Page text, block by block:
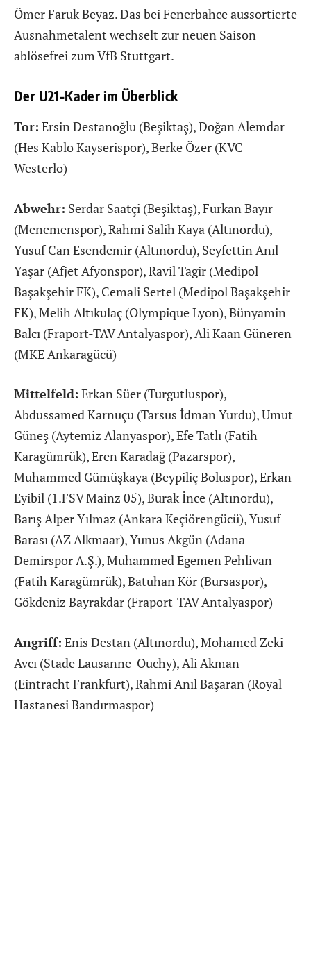
Ömer Faruk Beyaz. Das bei Fenerbahce aussortierte
Ausnahmetalent wechselt zur neuen Saison
ablösefrei zum VfB Stuttgart.
Der U21-Kader im Überblick
Tor: Ersin Destanoğlu (Beşiktaş), Doğan Alemdar
(Hes Kablo Kayserispor), Berke Özer (KVC
Westerlo)
Abwehr: Serdar Saatçi (Beşiktaş), Furkan Bayır
(Menemenspor), Rahmi Salih Kaya (Altınordu),
Yusuf Can Esendemir (Altınordu), Seyfettin Anıl
Yaşar (Afjet Afyonspor), Ravil Tagir (Medipol
Başakşehir FK), Cemali Sertel (Medipol Başakşehir
FK), Melih Altıkulaç (Olympique Lyon), Bünyamin
Balcı (Fraport-TAV Antalyaspor), Ali Kaan Güneren
(MKE Ankaragücü)
Mittelfeld: Erkan Süer (Turgutluspor),
Abdussamed Karnuçu (Tarsus İdman Yurdu), Umut
Güneş (Aytemiz Alanyaspor), Efe Tatlı (Fatih
Karagümrük), Eren Karadağ (Pazarspor),
Muhammed Gümüşkaya (Beypiliç Boluspor), Erkan
Eyibil (1.FSV Mainz 05), Burak İnce (Altınordu),
Barış Alper Yılmaz (Ankara Keçiörengücü), Yusuf
Barası (AZ Alkmaar), Yunus Akgün (Adana
Demirspor A.Ş.), Muhammed Egemen Pehlivan
(Fatih Karagümrük), Batuhan Kör (Bursaspor),
Gökdeniz Bayrakdar (Fraport-TAV Antalyaspor)
Angriff: Enis Destan (Altınordu), Mohamed Zeki
Avcı (Stade Lausanne-Ouchy), Ali Akman
(Eintracht Frankfurt), Rahmi Anıl Başaran (Royal
Hastanesi Bandırmaspor)